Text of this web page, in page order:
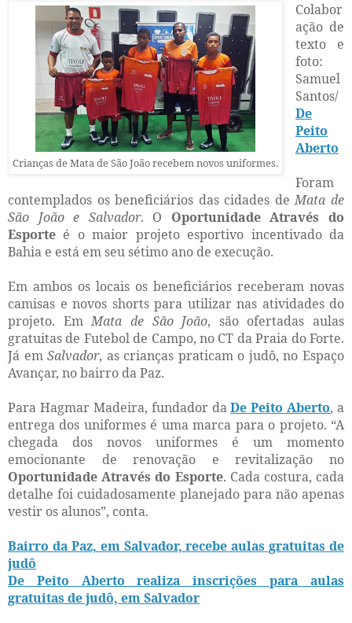
Crianças de Mata de São João recebem novos uniformes.
Colabor
ação de
texto e
foto:
Samuel
Santos/
De
Peito
Aberto
Foram
contemplados os beneficiários das cidades deMata de
São João e Salvador. O Oportunidade Através do
Esporte é o maior projeto esportivo incentivado da
Bahia e está em seu sétimo ano de execução.
Em ambos os locais os beneficiários receberam novas
camisas e novos shorts para utilizar nas atividades do
projeto. EmMata de São João, são ofertadas aulas
gratuitas de Futebol de Campo, no CT da Praia do Forte.
Já emSalvador, as crianças praticam o judô, no Espaço
Avançar, no bairro da Paz.
Para Hagmar Madeira, fundador daDe Peito Aberto, a
entrega dos uniformes é uma marca para o projeto. “A
chegada dos novos uniformes é um momento
emocionante de renovação e revitalização no
Oportunidade Através do Esporte. Cada costura, cada
detalhe foi cuidadosamente planejado para não apenas
vestir os alunos”, conta.
Bairro da Paz, em Salvador, recebe aulas gratuitas de
judô
De Peito Aberto realiza inscrições para aulas
gratuitas de judô, em Salvador